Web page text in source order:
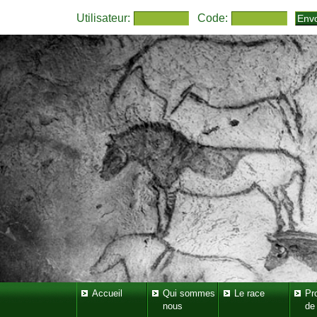
Utilisateur: Code:
Accueil
Qui sommes
nous
Le race